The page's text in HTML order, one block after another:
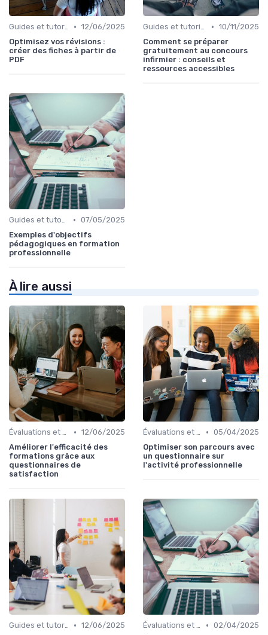
Guides et tutoriels • 12/06/2025
Optimisez vos révisions :
créer des fiches à partir de
PDF
Guides et tutoriels • 10/11/2025
Comment se préparer
gratuitement au concours
infirmier : conseils et
ressources accessibles
Guides et tutoriels • 07/05/2025
Exemples d'objectifs
pédagogiques en formation
professionnelle
À lire aussi
Évaluations et tests • 12/06/2025
Améliorer l'efficacité des
formations grâce aux
questionnaires de
satisfaction
Évaluations et tests • 05/04/2025
Optimiser son parcours avec
un questionnaire sur
l'activité professionnelle
Guides et tutoriels • 12/06/2025
Évaluations et tests • 02/04/2025